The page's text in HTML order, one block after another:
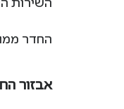
השירות
החדר ממוקם בקומה
אבזור